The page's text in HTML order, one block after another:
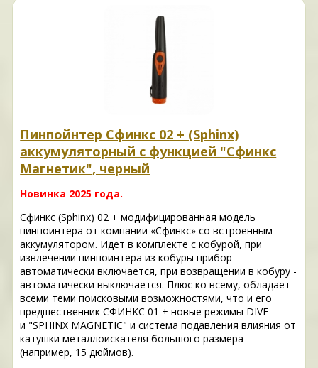
Пинпойнтер Сфинкс 02 + (Sphinx)
аккумуляторный с функцией "Сфинкс
Магнетик", черный
Новинка 2025 года.
Сфинкс (Sphinx) 02 + модифицированная модель
пинпоинтера от компании «Сфинкс» со встроенным
аккумулятором. Идет в комплекте с кобурой, при
извлечении пинпоинтера из кобуры прибор
автоматически включается, при возвращении в кобуру -
автоматически выключается. Плюс ко всему, обладает
всеми теми поисковыми возможностями, что и его
предшественник СФИНКС 01 + новые режимы DIVE
и "SPHINX MAGNETIC" и система подавления влияния от
катушки металлоискателя большого размера
(например, 15 дюймов).